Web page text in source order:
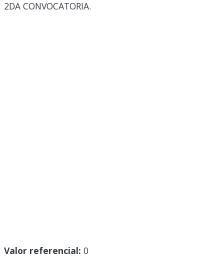
2DA CONVOCATORIA.
Valor referencial: 0